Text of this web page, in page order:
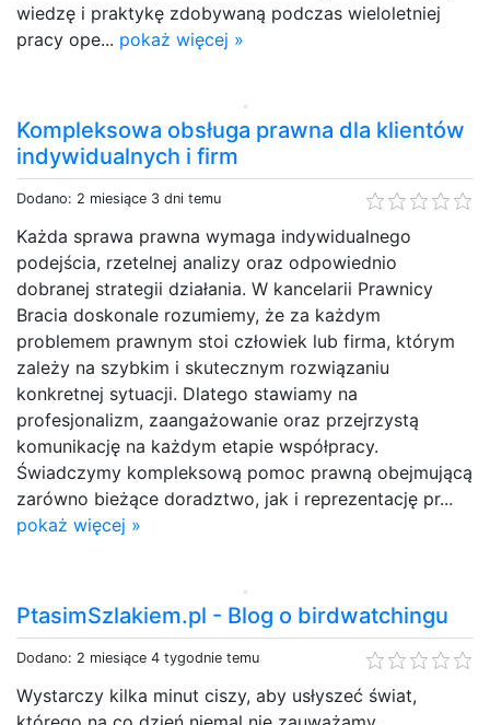
wiedzę i praktykę zdobywaną podczas wieloletniej
pracy ope... pokaż więcej »
Kompleksowa obsługa prawna dla klientów
indywidualnych i firm
Dodano: 2 miesiące 3 dni temu
Każda sprawa prawna wymaga indywidualnego
podejścia, rzetelnej analizy oraz odpowiednio
dobranej strategii działania. W kancelarii Prawnicy
Bracia doskonale rozumiemy, że za każdym
problemem prawnym stoi człowiek lub firma, którym
zależy na szybkim i skutecznym rozwiązaniu
konkretnej sytuacji. Dlatego stawiamy na
profesjonalizm, zaangażowanie oraz przejrzystą
komunikację na każdym etapie współpracy.
Świadczymy kompleksową pomoc prawną obejmującą
zarówno bieżące doradztwo, jak i reprezentację pr...
pokaż więcej »
PtasimSzlakiem.pl - Blog o birdwatchingu
Dodano: 2 miesiące 4 tygodnie temu
Wystarczy kilka minut ciszy, aby usłyszeć świat,